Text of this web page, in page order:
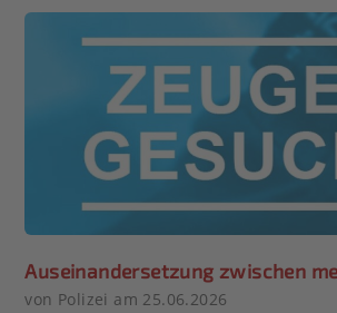
Auseinandersetzung zwischen
von Polizei am 25.06.2026